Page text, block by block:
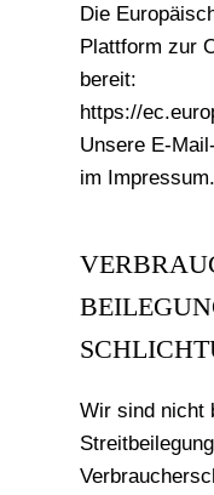
Die
Plattform zur
bereit:
https://
Unsere E-
im Impressum.
Wir sind nicht